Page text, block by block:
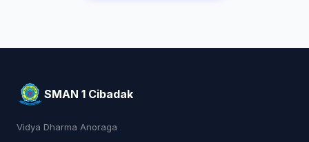
SMAN 1 Cibadak
Vidya Dharma Anoraga